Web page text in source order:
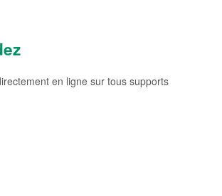
en ligne sur tous supports